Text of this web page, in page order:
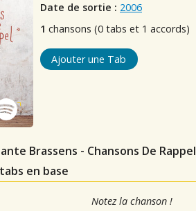
Date de sortie : 2006
1 chansons (0 tabs et 1 accords)
Ajouter une Tab
Brassens - Chansons De Rappel
en base
Notez la chanson !